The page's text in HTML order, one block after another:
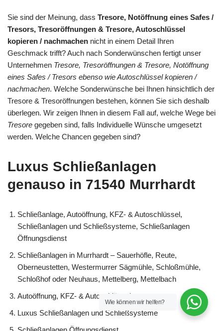
Sie sind der Meinung, dass Tresore, Notöffnung eines Safes /
Tresors, Tresoröffnungen & Tresore, Autoschlüssel
kopieren / nachmachen nicht in einem Detail Ihren
Geschmack trifft? Auch nach Sonderwünschen fertigt unser
Unternehmen Tresore, Tresoröffnungen & Tresore, Notöffnung
eines Safes / Tresors ebenso wie Autoschlüssel kopieren /
nachmachen. Welche Sonderwünsche bei Ihnen hinsichtlich der
Tresore & Tresoröffnungen bestehen, können Sie sich deshalb
überlegen. Wir zeigen Ihnen in diesem Fall auf, welche Wege bei
Tresore gegeben sind, falls Individuelle Wünsche umgesetzt
werden. Welche Chancen gegeben sind?
Luxus Schließanlagen
genauso in 71540 Murrhardt
Schließanlage, Autoöffnung, KFZ- & Autoschlüssel,
Schließanlagen und Schließsysteme, Schließanlagen
Öffnungsdienst
Schließanlagen in Murrhardt – Sauerhöfle, Reute,
Oberneustetten, Westermurrer Sägmühle, Schloßmühle,
Schloßhof oder Neuhaus, Mettelberg, Mettelbach
Autoöffnung, KFZ- & Autoschlüssel
Luxus Schließanlagen und Schließsysteme
Wie können wir helfen?